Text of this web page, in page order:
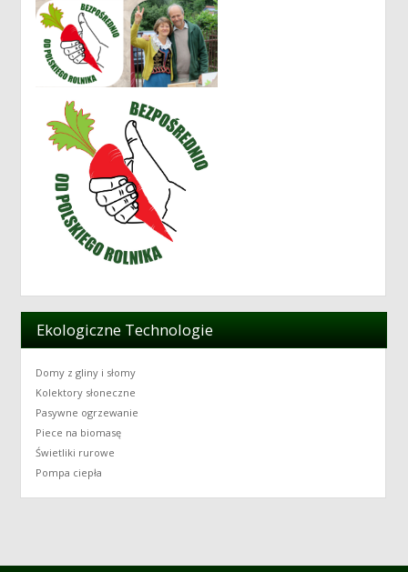
Ekologiczne Technologie
Domy z gliny i słomy
Kolektory słoneczne
Pasywne ogrzewanie
Piece na biomasę
Świetliki rurowe
Pompa ciepła